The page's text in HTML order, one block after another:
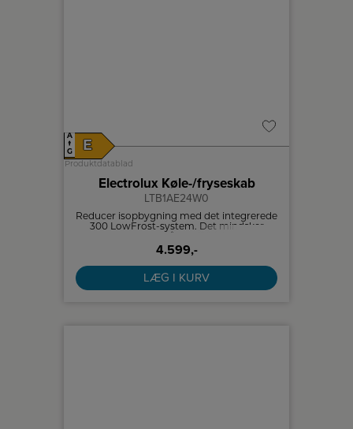
A
↑
G
E
Produktdatablad
Electrolux Køle-/fryseskab
LTB1AE24W0
Reducer isopbygning med det integrerede
300 LowFrost-system. Det mindsker
fryseren op så ofte.
4.599,-
LÆG I KURV